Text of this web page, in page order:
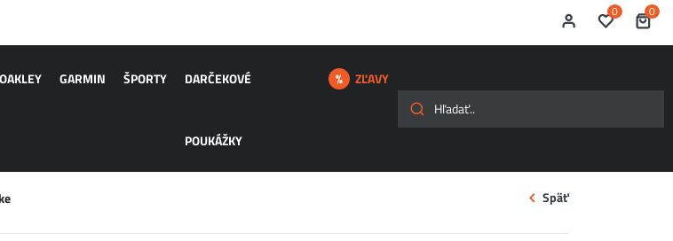
0 0
OAKLEY GARMIN ŠPORTY DARČEKOVÉ
POUKÁŽKY
ZĽAVY
Späť